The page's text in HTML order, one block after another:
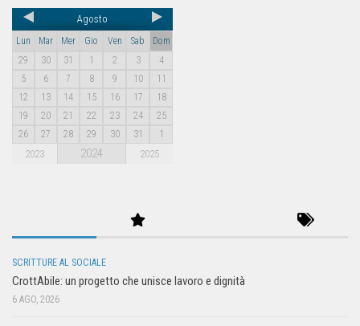
Agosto
Lun Mar Mer Gio Ven Sab
Dom
29
30 31 1 2 3
4
5
6 7 8 9 10
11
12
13 14 15 16 17
18
19
20 21 22 23 24
25
26
27 28 29 30 31 1
2023 2024 2025
SCRITTURE AL SOCIALE
CrottAbile: un progetto che unisce lavoro e dignità
6 AGO, 2026